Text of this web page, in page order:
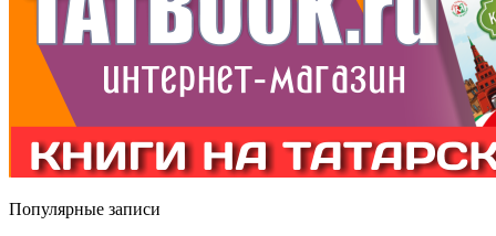
Популярные записи